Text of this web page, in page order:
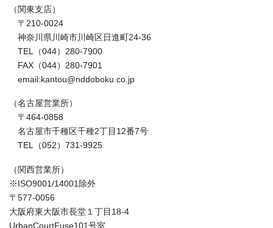
（関東支店）
〒210-0024
神奈川県川崎市川崎区日進町24-36
TEL（044）280-7900
FAX（044）280-7901
email:kantou@nddoboku.co.jp
（名古屋営業所）
〒464-0858
名古屋市千種区千種2丁目12番7号
TEL（052）731-9925
（関西営業所）
※ISO9001/14001除外
〒577-0056
大阪府東大阪市長堂１丁目18-4
UrbanCourtFuse101号室